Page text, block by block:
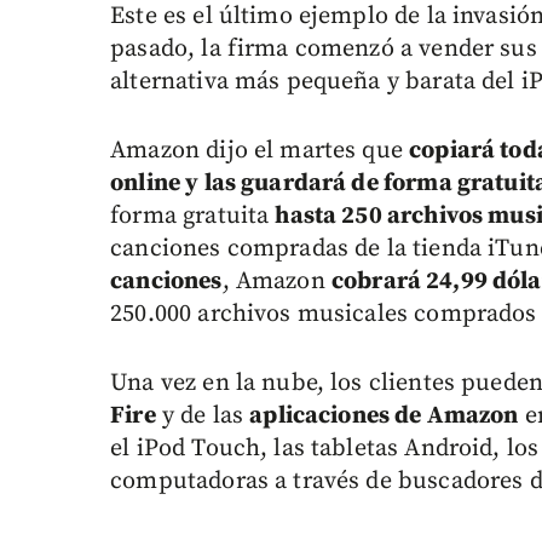
Este es el último ejemplo de la
pasado, la firma comenzó a vender
alternativa más pequeña y barata del
Amazon dijo el martes quecopiará
online y las guardará de forma
forma gratuitahasta 250 archivos
canciones compradas de la tienda
canciones, Amazon cobrará 24,99
250.000 archivos musicales
Una vez en la nube, los clientes
Firey de lasaplicaciones de Amazon
el iPod Touch, las tabletas Android,
computadoras a través de buscadores